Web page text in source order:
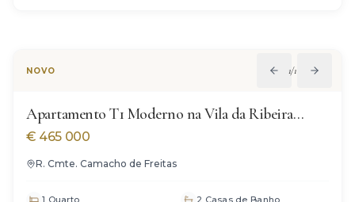
NOVO 1/12
Apartamento T1 Moderno na Vila da Ribeira
Brava
€ 465 000
R. Cmte. Camacho de Freitas
1 Quarto 2 Casas de Banho